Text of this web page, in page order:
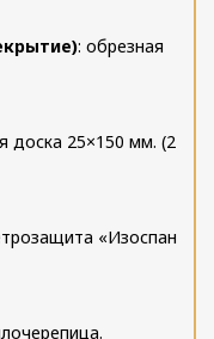
: обрезная
доска 25×150 мм. (2
«Изоспан